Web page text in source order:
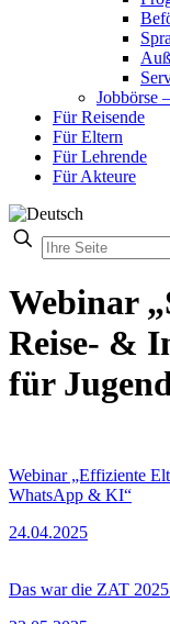
Jobbörse
Für Reisende
Für Eltern
Für Lehrende
Für Akteure
Webinar
Reise- &
für
Webinar „Effiziente
WhatsApp & KI“
24.04.2025
Das war die ZAT